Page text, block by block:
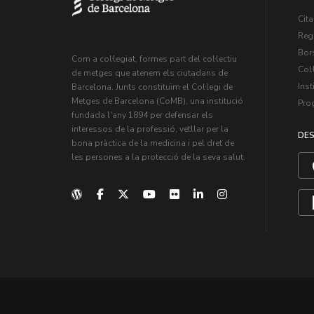
Com a col·legiat, formes part del col·lectiu
de metges que atenem els ciutadans de
Barcelona. Junts constituïm el Col·legi de
Metges de Barcelona (CoMB), una institució
fundada l'any 1894 per defensar els
interessos de la professió, vetllar per la
bona pràctica de la medicina i pel dret de
les persones a la protecció de la seva salut.